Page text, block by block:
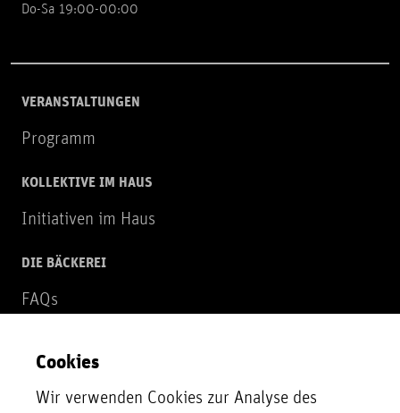
Do-Sa 19:00-00:00
VERANSTALTUNGEN
Programm
KOLLEKTIVE IM HAUS
Initiativen im Haus
DIE BÄCKEREI
FAQs
NEWSLETTER
Zur Newsletter Anmeldung
Cookies
Wir verwenden Cookies zur Analyse des